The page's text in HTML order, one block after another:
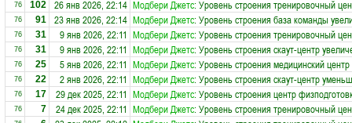
76 102 26 янв 2026, 22:14 Модбери Джетс: Уровень строения тренировочный
76 91 23 янв 2026, 22:14 Модбери Джетс: Уровень строения база команды
76 31 9 янв 2026, 22:11 Модбери Джетс: Уровень строения тренировочный
76 31 9 янв 2026, 22:11 Модбери Джетс: Уровень строения скаут-центр
76 25 5 янв 2026, 22:11 Модбери Джетс: Уровень строения медицинский
76 22 2 янв 2026, 22:11 Модбери Джетс: Уровень строения скаут-центр
76 17 29 дек 2025, 22:11 Модбери Джетс: Уровень строения центр
76 7 24 дек 2025, 22:11 Модбери Джетс: Уровень строения тренировочный